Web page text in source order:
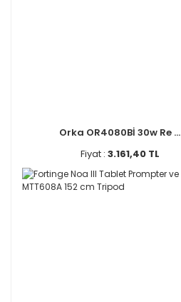
Orka OR4080Bİ 30w Re ...
Fiyat : 3.161,40 TL